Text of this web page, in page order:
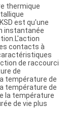
thermique
est qu'une
instantanée
contacts à
de raccourci
de
température de
température de
la température
de vie plus